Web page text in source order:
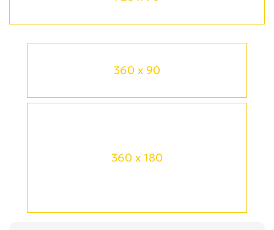
360 x 90
360 x 180